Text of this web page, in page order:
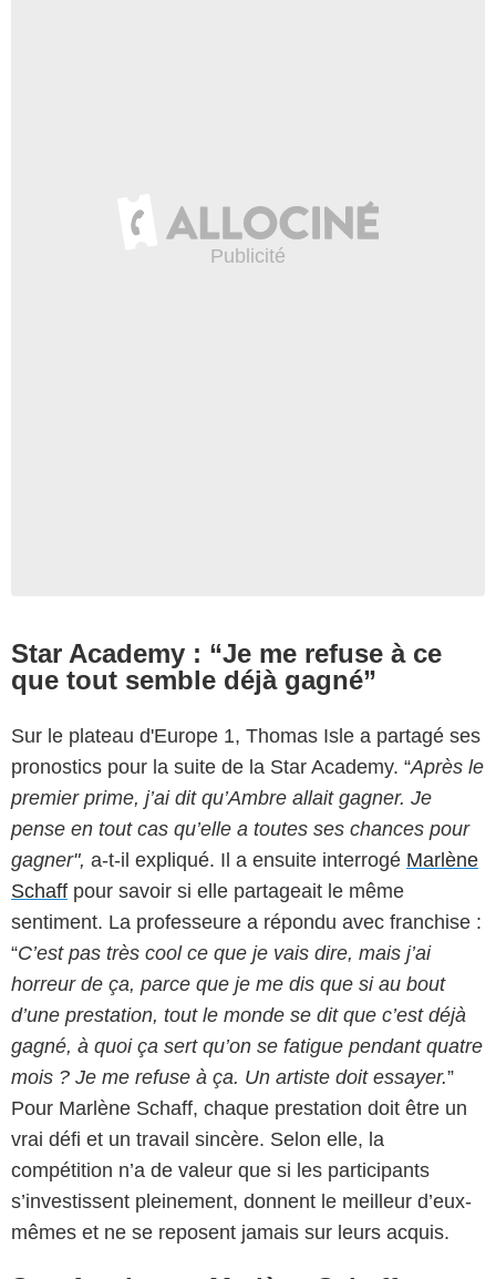
Star Academy : “Je me refuse à ce
que tout semble déjà gagné”
Sur le plateau d'Europe 1, Thomas Isle a partagé ses
pronostics pour la suite de la Star Academy. “Après le
premier prime, j’ai dit qu’Ambre allait gagner. Je
pense en tout cas qu’elle a toutes ses chances pour
gagner", a-t-il expliqué. Il a ensuite interrogé Marlène
Schaff pour savoir si elle partageait le même
sentiment. La professeure a répondu avec franchise :
“C’est pas très cool ce que je vais dire, mais j’ai
horreur de ça, parce que je me dis que si au bout
d’une prestation, tout le monde se dit que c’est déjà
gagné, à quoi ça sert qu’on se fatigue pendant quatre
mois ? Je me refuse à ça. Un artiste doit essayer.”
Pour Marlène Schaff, chaque prestation doit être un
vrai défi et un travail sincère. Selon elle, la
compétition n’a de valeur que si les participants
s’investissent pleinement, donnent le meilleur d’eux-
mêmes et ne se reposent jamais sur leurs acquis.